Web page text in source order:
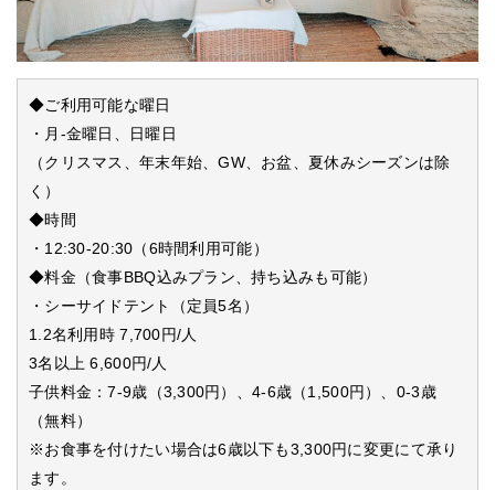
◆ご利用可能な曜日
・月-金曜日、日曜日
（クリスマス、年末年始、GW、お盆、夏休みシーズンは除
く）
◆時間
・12:30-20:30（6時間利用可能）
◆料金（食事BBQ込みプラン、持ち込みも可能）
・シーサイドテント（定員5名）
1.2名利用時 7,700円/人
3名以上 6,600円/人
子供料金：7-9歳（3,300円）、4-6歳（1,500円）、0-3歳
（無料）
※お食事を付けたい場合は6歳以下も3,300円に変更にて承り
ます。